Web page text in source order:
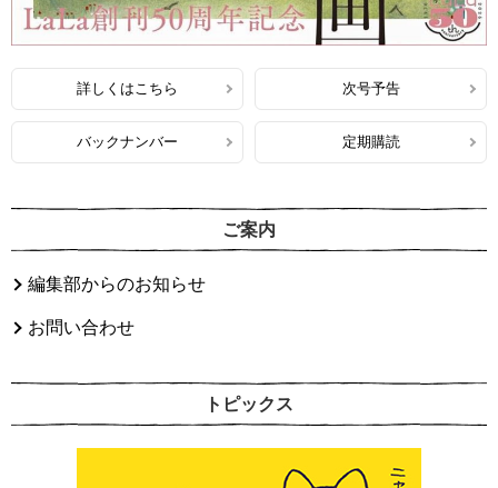
詳しくはこちら 次号予告
バックナンバー 定期購読
ご案内
編集部からのお知らせ
お問い合わせ
トピックス